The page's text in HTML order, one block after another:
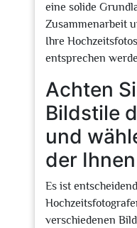
eine solide
Zusammenarbeit
Ihre
entsprechen
Achten
Bildstile
und
der
Es ist
verschiedenen